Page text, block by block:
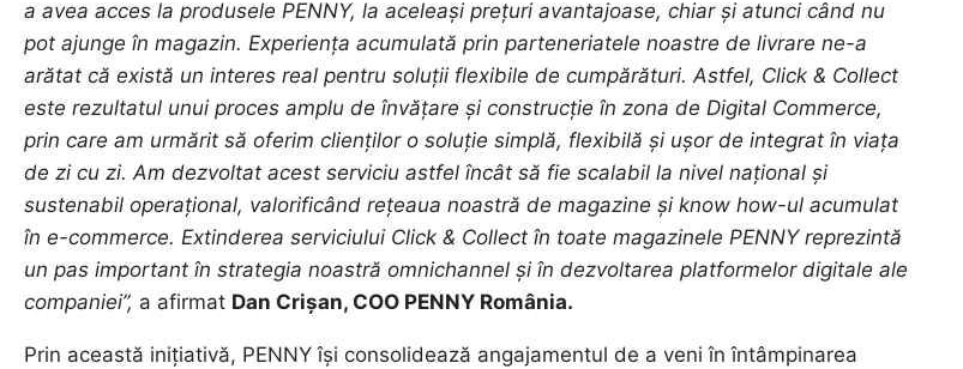
a avea acces la produsele PENNY, la aceleași prețuri avantajoase, chiar și atunci când nu
pot ajunge în magazin. Experiența acumulată prin parteneriatele noastre de livrare ne-a
arătat că există un interes real pentru soluții flexibile de cumpărături. Astfel, Click & Collect
este rezultatul unui proces amplu de învățare și construcție în zona de Digital Commerce,
prin care am urmărit să oferim clienților o soluție simplă, flexibilă și ușor de integrat în viața
de zi cu zi. Am dezvoltat acest serviciu astfel încât să fie scalabil la nivel național și
sustenabil operațional, valorificând rețeaua noastră de magazine și know how-ul acumulat
în e-commerce. Extinderea serviciului Click & Collect în toate magazinele PENNY reprezintă
un pas important în strategia noastră omnichannel și în dezvoltarea platformelor digitale ale
companiei”, a afirmat Dan Crișan, COO PENNY România.
Prin această inițiativă, PENNY își consolidează angajamentul de a veni în întâmpinarea